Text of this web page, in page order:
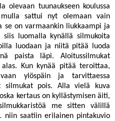
tuunaukseen koulussa
sattui nyt olemaan vain
se on varmaankin liukkaampi ja
luomalla kynällä silmukoita
luodaan ja niitä pitää luoda
paista läpi. Aloitussilmukat
Kun kynää pitää teroittaa,
ylöspäin ja tarvittaessa
pois. Alla vielä kuva
kertaus on kyllästymisen äiti,
me sitten välillä
niin saatiin erilainen pintakuvio